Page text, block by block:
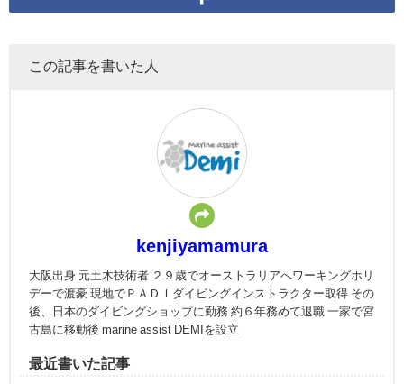
この記事を書いた人
kenjiyamamura
大阪出身 元土木技術者 ２９歳でオーストラリアへワーキングホリ
デーで渡豪 現地でＰＡＤＩダイビングインストラクター取得 その
後、日本のダイビングショップに勤務 約６年務めて退職 一家で宮
古島に移動後 marine assist DEMIを設立
最近書いた記事